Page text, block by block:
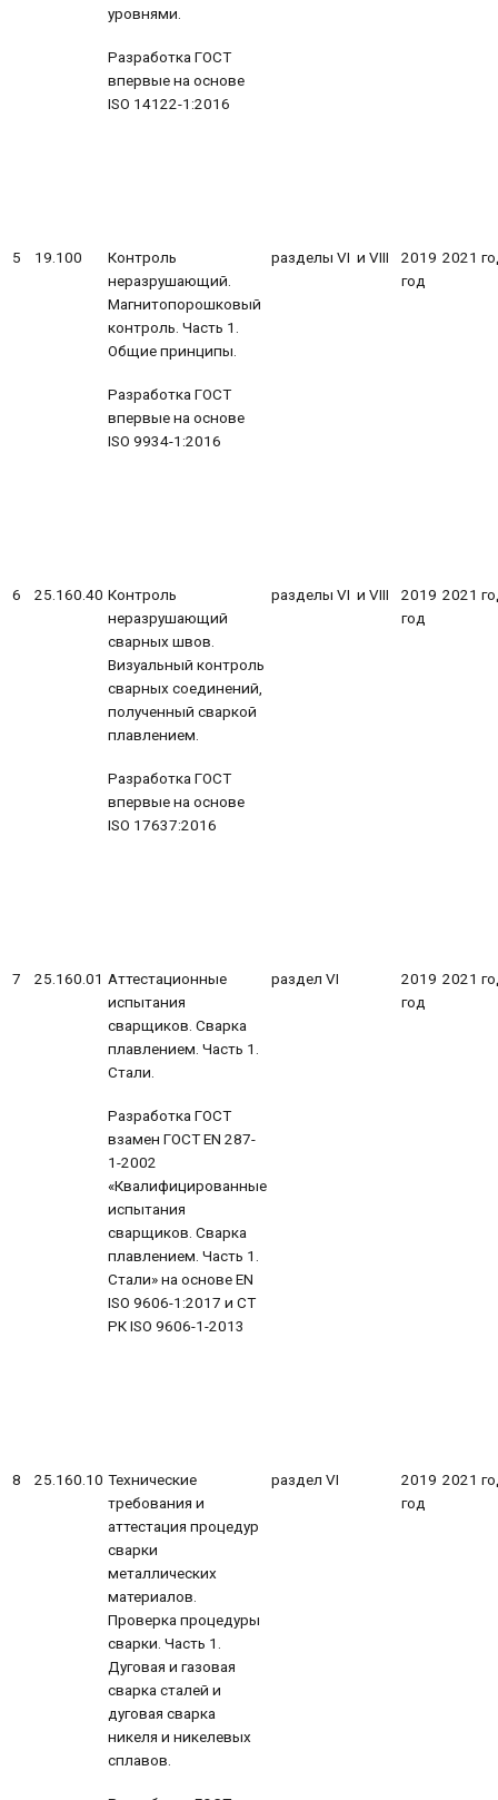
уровнями.
Разработка ГОСТ
впервые на основе
ISO 14122-1:2016
5 19.100
Контроль
неразрушающий.
Магнитопорошковый
контроль. Часть 1.
Общие принципы.
Разработка ГОСТ
впервые на основе
ISO 9934-1:2016
разделы VI и VIII
2019
год
2021
6 25.160.40 Контроль
неразрушающий
сварных швов.
Визуальный контроль
сварных соединений,
полученный сваркой
плавлением.
Разработка ГОСТ
впервые на основе
ISO 17637:2016
разделы VI и VIII
2019
год
2021
7 25.160.01 Аттестационные
испытания
сварщиков. Сварка
плавлением. Часть 1.
Стали.
Разработка ГОСТ
взамен ГОСТ EN 287-
1-2002
«Квалифицированные
испытания
сварщиков. Сварка
плавлением. Часть 1.
Стали» на основе EN
ISO 9606-1:2017 и СТ
РК ISO 9606-1-2013
раздел VI
2019
год
2021
8 25.160.10 Технические
требования и
аттестация процедур
сварки
металлических
материалов.
Проверка процедуры
сварки. Часть 1.
Дуговая и газовая
сварка сталей и
дуговая сварка
никеля и никелевых
сплавов.
раздел VI
2019
год
2021